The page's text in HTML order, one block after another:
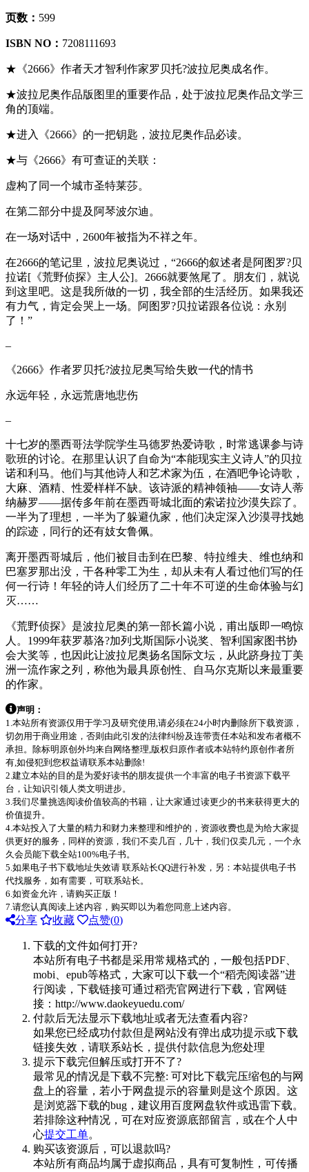
页数： 599
ISBN NO： 7208111693
★《2666》作者天才智利作家罗贝托?波拉尼奥成名作。
★波拉尼奥作品版图里的重要作品，处于波拉尼奥作品文学三
角的顶端。
★进入《2666》的一把钥匙，波拉尼奥作品必读。
★与《2666》有可查证的关联：
虚构了同一个城市圣特莱莎。
在第二部分中提及阿琴波尔迪。
在一场对话中，2600年被指为不祥之年。
在2666的笔记里，波拉尼奥说过，“2666的叙述者是阿图罗?贝
拉诺[《荒野侦探》主人公]。2666就要煞尾了。朋友们，就说
到这里吧。这是我所做的一切，我全部的生活经历。如果我还
有力气，肯定会哭上一场。阿图罗?贝拉诺跟各位说：永别
了！”
–
《2666》作者罗贝托?波拉尼奥写给失败一代的情书
永远年轻，永远荒唐地悲伤
–
十七岁的墨西哥法学院学生马德罗热爱诗歌，时常逃课参与诗
歌班的讨论。在那里认识了自命为“本能现实主义诗人”的贝拉
诺和利马。他们与其他诗人和艺术家为伍，在酒吧争论诗歌，
大麻、酒精、性爱样样不缺。该诗派的精神领袖——女诗人蒂
纳赫罗——据传多年前在墨西哥城北面的索诺拉沙漠失踪了。
一半为了理想，一半为了躲避仇家，他们决定深入沙漠寻找她
的踪迹，同行的还有妓女鲁佩。
离开墨西哥城后，他们被目击到在巴黎、特拉维夫、维也纳和
巴塞罗那出没，干各种零工为生，却从未有人看过他们写的任
何一行诗！年轻的诗人们经历了二十年不可逆的生命体验与幻
灭……
《荒野侦探》是波拉尼奥的第一部长篇小说，甫出版即一鸣惊
人。1999年获罗慕洛?加列戈斯国际小说奖、智利国家图书协
会大奖等，也因此让波拉尼奥扬名国际文坛，从此跻身拉丁美
洲一流作家之列，称他为最具原创性、自马尔克斯以来最重要
的作家。
声明：
1.本站所有资源仅用于学习及研究使用,请必须在24小时内删除所下载资源，
切勿用于商业用途，否则由此引发的法律纠纷及连带责任本站和发布者概不
承担。除标明原创外均来自网络整理,版权归原作者或本站特约原创作者所
有,如侵犯到您权益请联系本站删除!
2.建立本站的目的是为爱好读书的朋友提供一个丰富的电子书资源下载平
台，让知识引领人类文明进步。
3.我们尽量挑选阅读价值较高的书籍，让大家通过读更少的书来获得更大的
价值提升。
4.本站投入了大量的精力和财力来整理和维护的，资源收费也是为给大家提
供更好的服务，同样的资源，我们不卖几百，几十，我们仅卖几元，一个永
久会员能下载全站100%电子书。
5.如果电子书下载地址失效请 联系站长QQ进行补发，另：本站提供电子书
代找服务，如有需要，可联系站长。
6.如资金允许，请购买正版！
7.请您认真阅读上述内容，购买即以为着您同意上述内容。
分享 收藏 点赞(0)
下载的文件如何打开?
本站所有电子书都是采用常规格式的，一般包括PDF、
mobi、epub等格式，大家可以下载一个“稻壳阅读器”进
行阅读，下载链接可通过稻壳官网进行下载，官网链
接：http://www.daokeyuedu.com/
付款后无法显示下载地址或者无法查看内容?
如果您已经成功付款但是网站没有弹出成功提示或下载
链接失效，请联系站长，提供付款信息为您处理
提示下载完但解压或打开不了?
最常见的情况是下载不完整: 可对比下载完压缩包的与网
盘上的容量，若小于网盘提示的容量则是这个原因。这
是浏览器下载的bug，建议用百度网盘软件或迅雷下载。
若排除这种情况，可在对应资源底部留言，或在个人中
心提交工单。
购买该资源后，可以退款吗?
本站所有商品均属于虚拟商品，具有可复制性，可传播